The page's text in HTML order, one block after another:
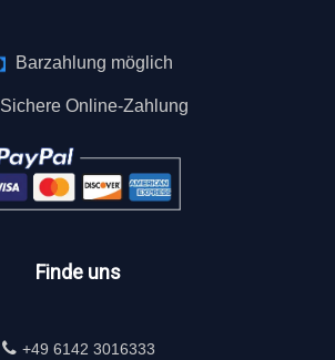
Barzahlung möglich
Sichere Online-Zahlung
Finde uns
+49 6142 3016333